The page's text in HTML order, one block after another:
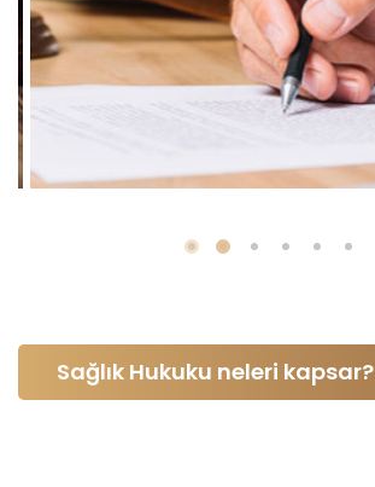
Sağlık Hukuku neleri kapsar?